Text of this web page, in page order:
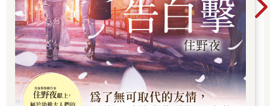
記憶開始撤離的時候，會發生什麼情況呢？一開始，你會忘記個
別的字彙，接著是臉孔，然後是房間。你在自己家裡找浴室。你
忘了你在這一生裡所學到的東西。但你反正學到的也不多，所以
很快就會忘光。接著，在黑暗階段──這是高斯汀取的名字──你
會忘記在之前累積起來的東西，也就是身體基於本能，在你毫無
察覺的情況下，所知道的一切。這時，就變得致命了。
最後，腦袋會忘記如何說話，嘴巴會忘記如何咀嚼，喉嚨會忘記